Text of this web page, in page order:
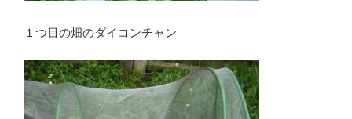
１つ目の畑のダイコンチャン